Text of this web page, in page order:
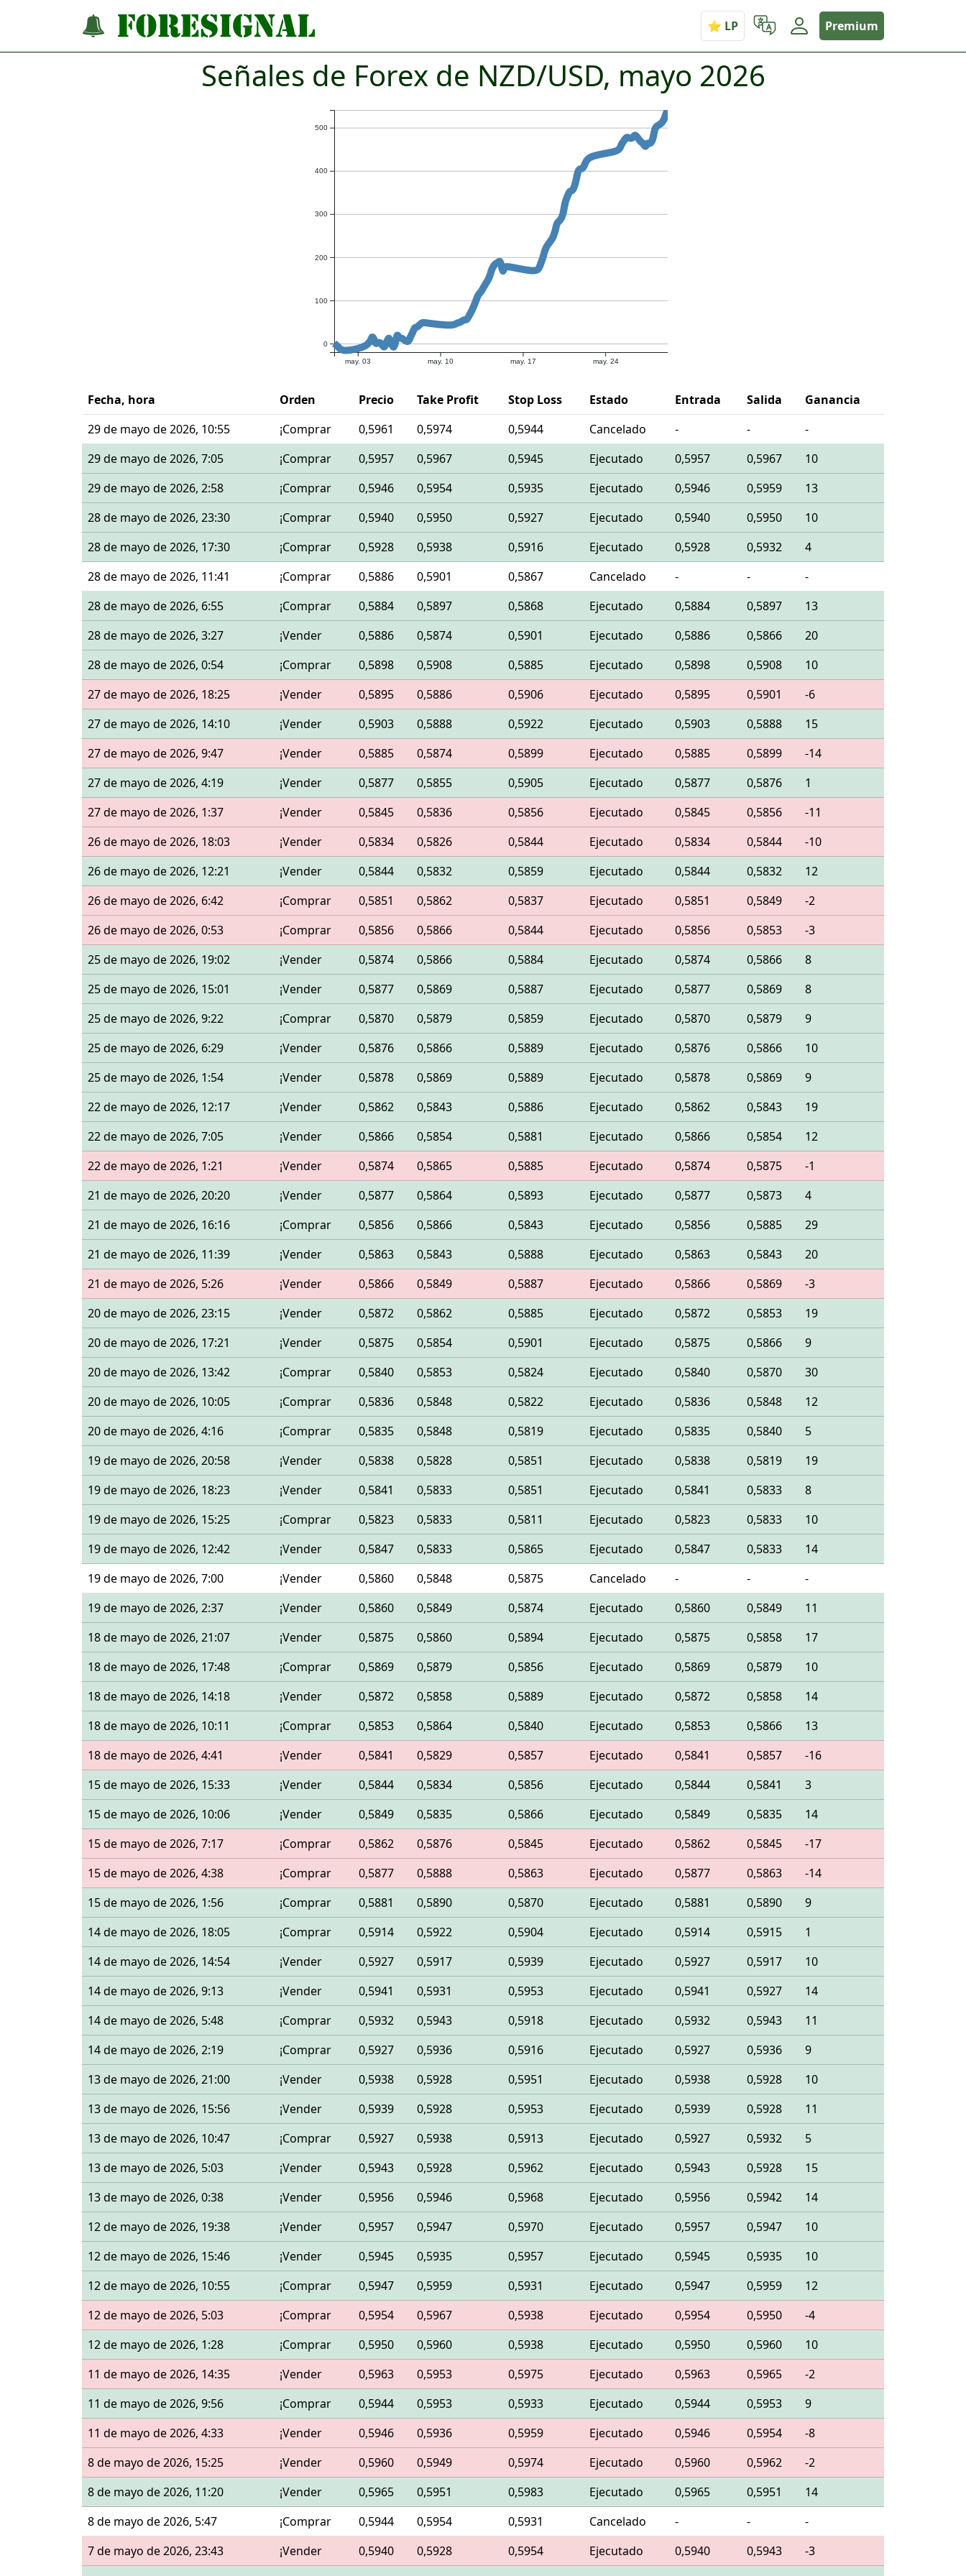
Premium
Señales de Forex de NZD/USD, mayo 2026
may. 03 may. 10 may. 17 may. 24
0
100
200
300
400
500
Fecha, hora Orden Precio Take Profit Stop Loss Estado Entrada Salida
Ganancia
29 de mayo de 2026, 10:55
¡Comprar 0,5961 0,5974 0,5944 Cancelado - -
-
29 de mayo de 2026, 7:05
¡Comprar 0,5957 0,5967 0,5945 Ejecutado 0,5957 0,5967
10
29 de mayo de 2026, 2:58
¡Comprar 0,5946 0,5954 0,5935 Ejecutado 0,5946 0,5959
13
28 de mayo de 2026, 23:30
¡Comprar 0,5940 0,5950 0,5927 Ejecutado 0,5940 0,5950
10
28 de mayo de 2026, 17:30
¡Comprar 0,5928 0,5938 0,5916 Ejecutado 0,5928 0,5932
4
28 de mayo de 2026, 11:41
¡Comprar 0,5886 0,5901 0,5867 Cancelado - -
-
28 de mayo de 2026, 6:55
¡Comprar 0,5884 0,5897 0,5868 Ejecutado 0,5884 0,5897
13
28 de mayo de 2026, 3:27
¡Vender 0,5886 0,5874 0,5901 Ejecutado 0,5886 0,5866
20
28 de mayo de 2026, 0:54
¡Comprar 0,5898 0,5908 0,5885 Ejecutado 0,5898 0,5908
10
27 de mayo de 2026, 18:25
¡Vender 0,5895 0,5886 0,5906 Ejecutado 0,5895 0,5901
-6
27 de mayo de 2026, 14:10
¡Vender 0,5903 0,5888 0,5922 Ejecutado 0,5903 0,5888
15
27 de mayo de 2026, 9:47
¡Vender 0,5885 0,5874 0,5899 Ejecutado 0,5885 0,5899
-14
27 de mayo de 2026, 4:19
¡Vender 0,5877 0,5855 0,5905 Ejecutado 0,5877 0,5876
1
27 de mayo de 2026, 1:37
¡Vender 0,5845 0,5836 0,5856 Ejecutado 0,5845 0,5856
-11
26 de mayo de 2026, 18:03
¡Vender 0,5834 0,5826 0,5844 Ejecutado 0,5834 0,5844
-10
26 de mayo de 2026, 12:21
¡Vender 0,5844 0,5832 0,5859 Ejecutado 0,5844 0,5832
12
26 de mayo de 2026, 6:42
¡Comprar 0,5851 0,5862 0,5837 Ejecutado 0,5851 0,5849
-2
26 de mayo de 2026, 0:53
¡Comprar 0,5856 0,5866 0,5844 Ejecutado 0,5856 0,5853
-3
25 de mayo de 2026, 19:02
¡Vender 0,5874 0,5866 0,5884 Ejecutado 0,5874 0,5866
8
25 de mayo de 2026, 15:01
¡Vender 0,5877 0,5869 0,5887 Ejecutado 0,5877 0,5869
8
25 de mayo de 2026, 9:22
¡Comprar 0,5870 0,5879 0,5859 Ejecutado 0,5870 0,5879
9
25 de mayo de 2026, 6:29
¡Vender 0,5876 0,5866 0,5889 Ejecutado 0,5876 0,5866
10
25 de mayo de 2026, 1:54
¡Vender 0,5878 0,5869 0,5889 Ejecutado 0,5878 0,5869
9
22 de mayo de 2026, 12:17
¡Vender 0,5862 0,5843 0,5886 Ejecutado 0,5862 0,5843
19
22 de mayo de 2026, 7:05
¡Vender 0,5866 0,5854 0,5881 Ejecutado 0,5866 0,5854
12
22 de mayo de 2026, 1:21
¡Vender 0,5874 0,5865 0,5885 Ejecutado 0,5874 0,5875
-1
21 de mayo de 2026, 20:20
¡Vender 0,5877 0,5864 0,5893 Ejecutado 0,5877 0,5873
4
21 de mayo de 2026, 16:16
¡Comprar 0,5856 0,5866 0,5843 Ejecutado 0,5856 0,5885
29
21 de mayo de 2026, 11:39
¡Vender 0,5863 0,5843 0,5888 Ejecutado 0,5863 0,5843
20
21 de mayo de 2026, 5:26
¡Vender 0,5866 0,5849 0,5887 Ejecutado 0,5866 0,5869
-3
20 de mayo de 2026, 23:15
¡Vender 0,5872 0,5862 0,5885 Ejecutado 0,5872 0,5853
19
20 de mayo de 2026, 17:21
¡Vender 0,5875 0,5854 0,5901 Ejecutado 0,5875 0,5866
9
20 de mayo de 2026, 13:42
¡Comprar 0,5840 0,5853 0,5824 Ejecutado 0,5840 0,5870
30
20 de mayo de 2026, 10:05
¡Comprar 0,5836 0,5848 0,5822 Ejecutado 0,5836 0,5848
12
20 de mayo de 2026, 4:16
¡Comprar 0,5835 0,5848 0,5819 Ejecutado 0,5835 0,5840
5
19 de mayo de 2026, 20:58
¡Vender 0,5838 0,5828 0,5851 Ejecutado 0,5838 0,5819
19
19 de mayo de 2026, 18:23
¡Vender 0,5841 0,5833 0,5851 Ejecutado 0,5841 0,5833
8
19 de mayo de 2026, 15:25
¡Comprar 0,5823 0,5833 0,5811 Ejecutado 0,5823 0,5833
10
19 de mayo de 2026, 12:42
¡Vender 0,5847 0,5833 0,5865 Ejecutado 0,5847 0,5833
14
19 de mayo de 2026, 7:00
¡Vender 0,5860 0,5848 0,5875 Cancelado - -
-
19 de mayo de 2026, 2:37
¡Vender 0,5860 0,5849 0,5874 Ejecutado 0,5860 0,5849
11
18 de mayo de 2026, 21:07
¡Vender 0,5875 0,5860 0,5894 Ejecutado 0,5875 0,5858
17
18 de mayo de 2026, 17:48
¡Comprar 0,5869 0,5879 0,5856 Ejecutado 0,5869 0,5879
10
18 de mayo de 2026, 14:18
¡Vender 0,5872 0,5858 0,5889 Ejecutado 0,5872 0,5858
14
18 de mayo de 2026, 10:11
¡Comprar 0,5853 0,5864 0,5840 Ejecutado 0,5853 0,5866
13
18 de mayo de 2026, 4:41
¡Vender 0,5841 0,5829 0,5857 Ejecutado 0,5841 0,5857
-16
15 de mayo de 2026, 15:33
¡Vender 0,5844 0,5834 0,5856 Ejecutado 0,5844 0,5841
3
15 de mayo de 2026, 10:06
¡Vender 0,5849 0,5835 0,5866 Ejecutado 0,5849 0,5835
14
15 de mayo de 2026, 7:17
¡Comprar 0,5862 0,5876 0,5845 Ejecutado 0,5862 0,5845
-17
15 de mayo de 2026, 4:38
¡Comprar 0,5877 0,5888 0,5863 Ejecutado 0,5877 0,5863
-14
15 de mayo de 2026, 1:56
¡Comprar 0,5881 0,5890 0,5870 Ejecutado 0,5881 0,5890
9
14 de mayo de 2026, 18:05
¡Comprar 0,5914 0,5922 0,5904 Ejecutado 0,5914 0,5915
1
14 de mayo de 2026, 14:54
¡Vender 0,5927 0,5917 0,5939 Ejecutado 0,5927 0,5917
10
14 de mayo de 2026, 9:13
¡Vender 0,5941 0,5931 0,5953 Ejecutado 0,5941 0,5927
14
14 de mayo de 2026, 5:48
¡Comprar 0,5932 0,5943 0,5918 Ejecutado 0,5932 0,5943
11
14 de mayo de 2026, 2:19
¡Comprar 0,5927 0,5936 0,5916 Ejecutado 0,5927 0,5936
9
13 de mayo de 2026, 21:00
¡Vender 0,5938 0,5928 0,5951 Ejecutado 0,5938 0,5928
10
13 de mayo de 2026, 15:56
¡Vender 0,5939 0,5928 0,5953 Ejecutado 0,5939 0,5928
11
13 de mayo de 2026, 10:47
¡Comprar 0,5927 0,5938 0,5913 Ejecutado 0,5927 0,5932
5
13 de mayo de 2026, 5:03
¡Vender 0,5943 0,5928 0,5962 Ejecutado 0,5943 0,5928
15
13 de mayo de 2026, 0:38
¡Vender 0,5956 0,5946 0,5968 Ejecutado 0,5956 0,5942
14
12 de mayo de 2026, 19:38
¡Vender 0,5957 0,5947 0,5970 Ejecutado 0,5957 0,5947
10
12 de mayo de 2026, 15:46
¡Vender 0,5945 0,5935 0,5957 Ejecutado 0,5945 0,5935
10
12 de mayo de 2026, 10:55
¡Comprar 0,5947 0,5959 0,5931 Ejecutado 0,5947 0,5959
12
12 de mayo de 2026, 5:03
¡Comprar 0,5954 0,5967 0,5938 Ejecutado 0,5954 0,5950
-4
12 de mayo de 2026, 1:28
¡Comprar 0,5950 0,5960 0,5938 Ejecutado 0,5950 0,5960
10
11 de mayo de 2026, 14:35
¡Vender 0,5963 0,5953 0,5975 Ejecutado 0,5963 0,5965
-2
11 de mayo de 2026, 9:56
¡Comprar 0,5944 0,5953 0,5933 Ejecutado 0,5944 0,5953
9
11 de mayo de 2026, 4:33
¡Vender 0,5946 0,5936 0,5959 Ejecutado 0,5946 0,5954
-8
8 de mayo de 2026, 15:25
¡Vender 0,5960 0,5949 0,5974 Ejecutado 0,5960 0,5962
-2
8 de mayo de 2026, 11:20
¡Vender 0,5965 0,5951 0,5983 Ejecutado 0,5965 0,5951
14
8 de mayo de 2026, 5:47
¡Comprar 0,5944 0,5954 0,5931 Cancelado - -
-
7 de mayo de 2026, 23:43
¡Vender 0,5940 0,5928 0,5954 Ejecutado 0,5940 0,5943
-3